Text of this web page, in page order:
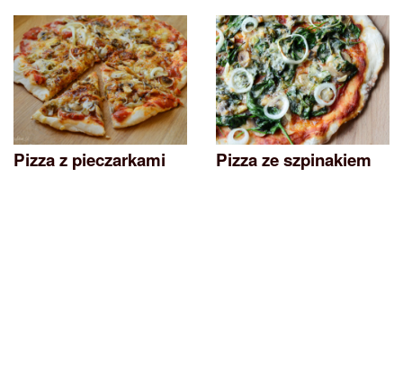
Pizza z pieczarkami Pizza ze szpinakiem